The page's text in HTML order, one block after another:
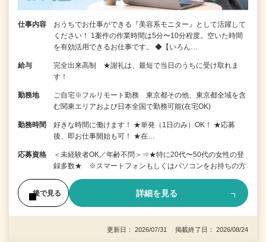
仕事内容
おうちでお仕事ができる『美容系モニター』として活躍して
ください！ 1案件の作業時間は5分〜10分程度。空いた時間
を有効活用できるお仕事です。 ◆【いろん…
給与
完全出来高制 ★謝礼は、最短で当日のうちに受け取れま
す！
勤務地
ご自宅※フルリモート勤務 東京都その他、東京都全域を含
む関東エリアおよび日本全国で勤務可能(在宅OK)
勤務時間
好きな時間に働けます！ ★単発（1日のみ）OK！ ★応募
後、即お仕事開始も可！ ★在…
応募資格
＜未経験者OK／年齢不問＞⇒★特に20代〜50代の女性の登
録多数★ ※スマートフォンもしくはパソコンをお持ちの方
後で見る 詳細を見る
更新日： 2026/07/31 掲載終了日： 2026/08/24